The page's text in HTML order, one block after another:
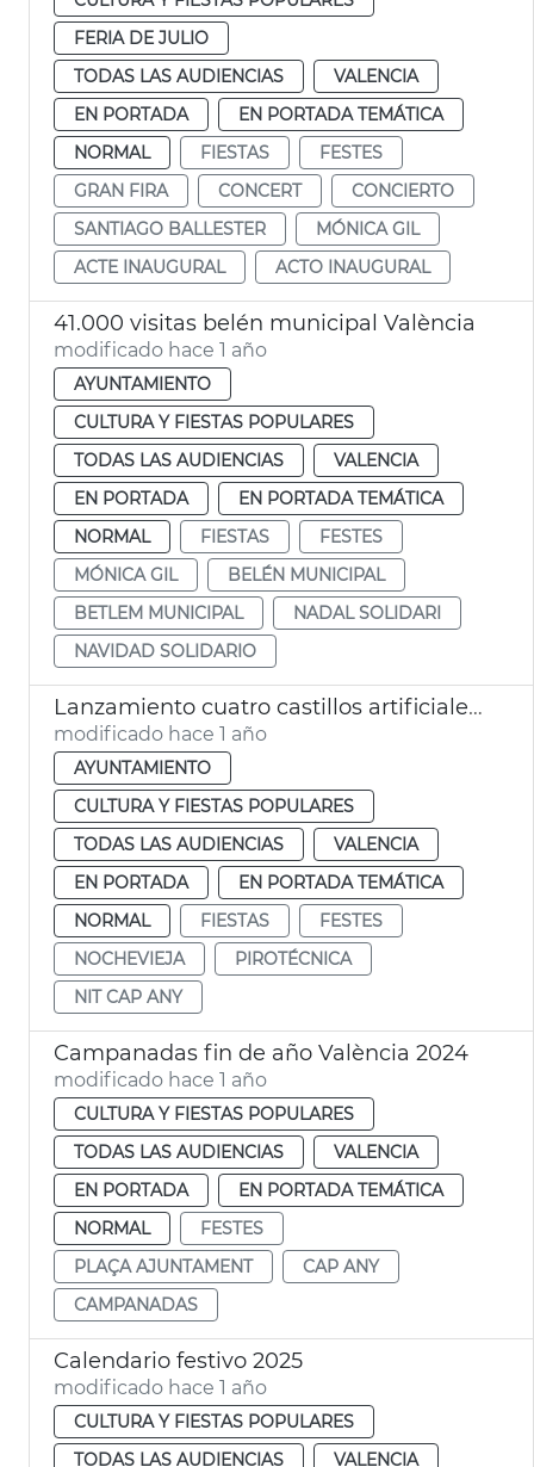
FERIA DE JULIO
TODAS LAS AUDIENCIAS
VALENCIA
EN PORTADA
EN PORTADA TEMÁTICA
NORMAL
FIESTAS
FESTES
GRAN FIRA
CONCERT
CONCIERTO
SANTIAGO BALLESTER
MÓNICA GIL
ACTE INAUGURAL
ACTO INAUGURAL
41.000 visitas belén municipal València
modificado hace 1 año
AYUNTAMIENTO
CULTURA Y FIESTAS POPULARES
TODAS LAS AUDIENCIAS
VALENCIA
EN PORTADA
EN PORTADA TEMÁTICA
NORMAL
FIESTAS
FESTES
MÓNICA GIL
BELÉN MUNICIPAL
BETLEM MUNICIPAL
NADAL SOLIDARI
NAVIDAD SOLIDARIO
Lanzamiento cuatro castillos artificiales Nochevieja València 2024
modificado hace 1 año
AYUNTAMIENTO
CULTURA Y FIESTAS POPULARES
TODAS LAS AUDIENCIAS
VALENCIA
EN PORTADA
EN PORTADA TEMÁTICA
NORMAL
FIESTAS
FESTES
NOCHEVIEJA
PIROTÉCNICA
NIT CAP ANY
Campanadas fin de año València 2024
modificado hace 1 año
CULTURA Y FIESTAS POPULARES
TODAS LAS AUDIENCIAS
VALENCIA
EN PORTADA
EN PORTADA TEMÁTICA
NORMAL
FESTES
PLAÇA AJUNTAMENT
CAP ANY
CAMPANADAS
Calendario festivo 2025
modificado hace 1 año
CULTURA Y FIESTAS POPULARES
TODAS LAS AUDIENCIAS
VALENCIA